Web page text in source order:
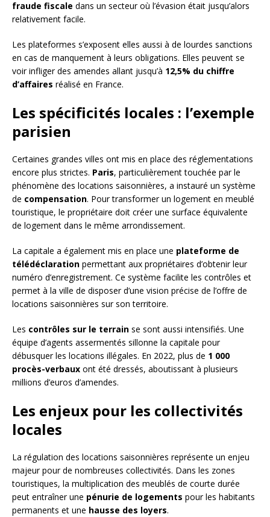
fraude fiscale dans un secteur où l’évasion était jusqu’alors
relativement facile.
Les plateformes s’exposent elles aussi à de lourdes sanctions
en cas de manquement à leurs obligations. Elles peuvent se
voir infliger des amendes allant jusqu’à 12,5% du chiffre
d’affaires réalisé en France.
Les spécificités locales : l’exemple
parisien
Certaines grandes villes ont mis en place des réglementations
encore plus strictes. Paris, particulièrement touchée par le
phénomène des locations saisonnières, a instauré un système
de compensation. Pour transformer un logement en meublé
touristique, le propriétaire doit créer une surface équivalente
de logement dans le même arrondissement.
La capitale a également mis en place une plateforme de
télédéclaration permettant aux propriétaires d’obtenir leur
numéro d’enregistrement. Ce système facilite les contrôles et
permet à la ville de disposer d’une vision précise de l’offre de
locations saisonnières sur son territoire.
Les contrôles sur le terrain se sont aussi intensifiés. Une
équipe d’agents assermentés sillonne la capitale pour
débusquer les locations illégales. En 2022, plus de 1 000
procès-verbaux ont été dressés, aboutissant à plusieurs
millions d’euros d’amendes.
Les enjeux pour les collectivités
locales
La régulation des locations saisonnières représente un enjeu
majeur pour de nombreuses collectivités. Dans les zones
touristiques, la multiplication des meublés de courte durée
peut entraîner une pénurie de logements pour les habitants
permanents et une hausse des loyers.